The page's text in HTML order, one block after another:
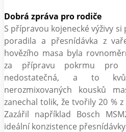
Dobrá zpráva pro rodiče
S přípravou kojenecké výživy
poradila a přesnídávka z
hovězího masa byla
za přípravu pokrmu pro
nedostatečná, a to
nerozmixovaných kousků
zanechal tolik, že tvořily 20 %
Zazářil například Bosch
ideální konzistence